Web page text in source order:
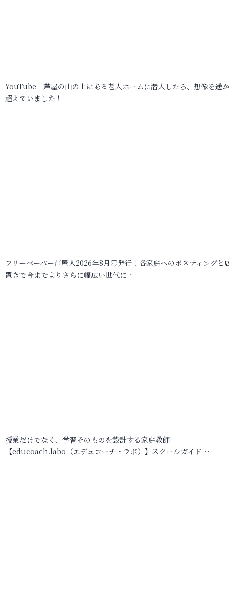
YouTube 芦屋の山の上にある老人ホームに潜入したら、想像を遥
超えていました！
フリーペーパー芦屋人2026年8月号発行！各家庭へのポスティングと
置きで今までよりさらに幅広い世代に…
授業だけでなく、学習そのものを設計する家庭教師
【educoach.labo（エデュコーチ・ラボ）】スクールガイド…